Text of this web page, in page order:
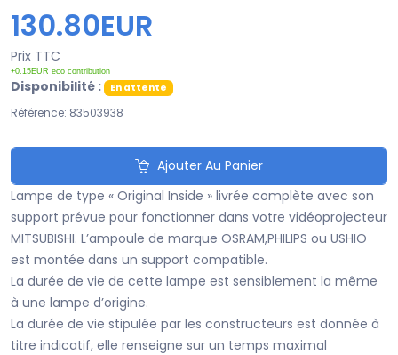
130.80EUR
Prix TTC
+0.15EUR eco contribution
Disponibilité : En attente
Référence: 83503938
Ajouter Au Panier
Lampe de type « Original Inside » livrée complète avec son
support prévue pour fonctionner dans votre vidéoprojecteur
MITSUBISHI. L’ampoule de marque OSRAM,PHILIPS ou USHIO
est montée dans un support compatible.
La durée de vie de cette lampe est sensiblement la même
à une lampe d’origine.
La durée de vie stipulée par les constructeurs est donnée à
titre indicatif, elle renseigne sur un temps maximal